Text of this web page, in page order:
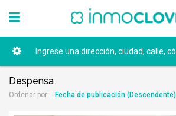
Despensa
Ordenar por: Fecha de publicación (Descendente)